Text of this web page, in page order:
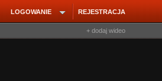
REJESTRACJA
LOGOWANIE
+ dodaj wideo